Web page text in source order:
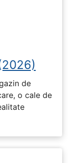
de
o cale de